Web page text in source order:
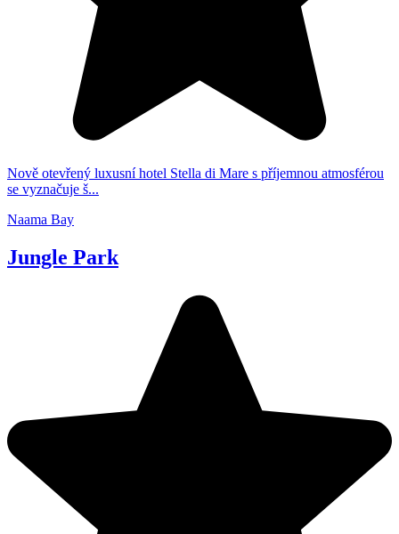
Nově otevřený luxusní hotel Stella di Mare s příjemnou atmosférou
se vyznačuje š...
Naama Bay
Jungle Park